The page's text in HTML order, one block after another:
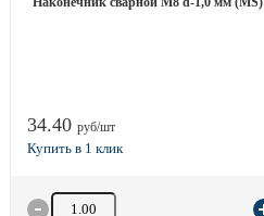
34.40 руб/шт
Количество товара